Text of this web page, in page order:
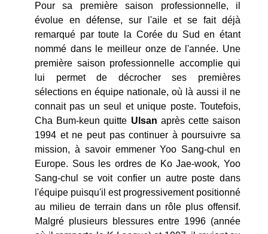
Pour sa première saison professionnelle, il
évolue en défense, sur l'aile et se fait déjà
remarqué par toute la Corée du Sud en étant
nommé dans le meilleur onze de l'année. Une
première saison professionnelle accomplie qui
lui permet de décrocher ses premières
sélections en équipe nationale, où là aussi il ne
connait pas un seul et unique poste. Toutefois,
Cha Bum-keun quitte Ulsan après cette saison
1994 et ne peut pas continuer à poursuivre sa
mission, à savoir emmener Yoo Sang-chul en
Europe. Sous les ordres de Ko Jae-wook, Yoo
Sang-chul se voit confier un autre poste dans
l'équipe puisqu'il est progressivement positionné
au milieu de terrain dans un rôle plus offensif.
Malgré plusieurs blessures entre 1996 (année